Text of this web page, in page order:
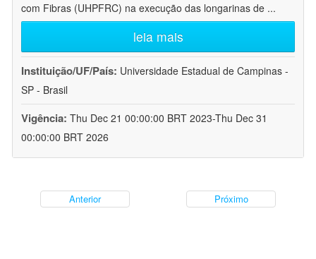
com Fibras (UHPFRC) na execução das longarinas de ...
leia mais
Instituição/UF/País: Universidade Estadual de Campinas -
SP - Brasil
Vigência: Thu Dec 21 00:00:00 BRT 2023-Thu Dec 31
00:00:00 BRT 2026
Anterior Próximo